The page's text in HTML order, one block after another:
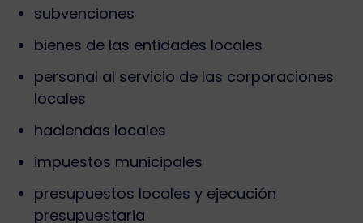
subvenciones
bienes de las entidades locales
personal al servicio de las corporaciones
locales
haciendas locales
impuestos municipales
presupuestos locales y ejecución
presupuestaria